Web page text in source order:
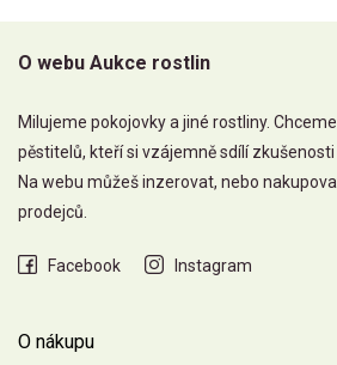
O webu Aukce rostlin
Milujeme pokojovky a jiné rostliny.
pěstitelů, kteří si vzájemně sdílí
Na webu můžeš inzerovat, nebo
prodejců.
Facebook Instagram
O nákupu